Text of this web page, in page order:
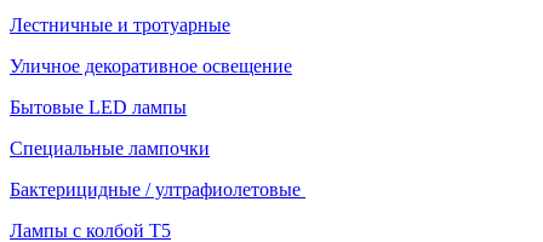
Лестничные и тротуарные
Уличное декоративное освещение
Бытовые LED лампы
Специальные лампочки
Бактерицидные / ултрафиолетовые
Лампы с колбой Т5